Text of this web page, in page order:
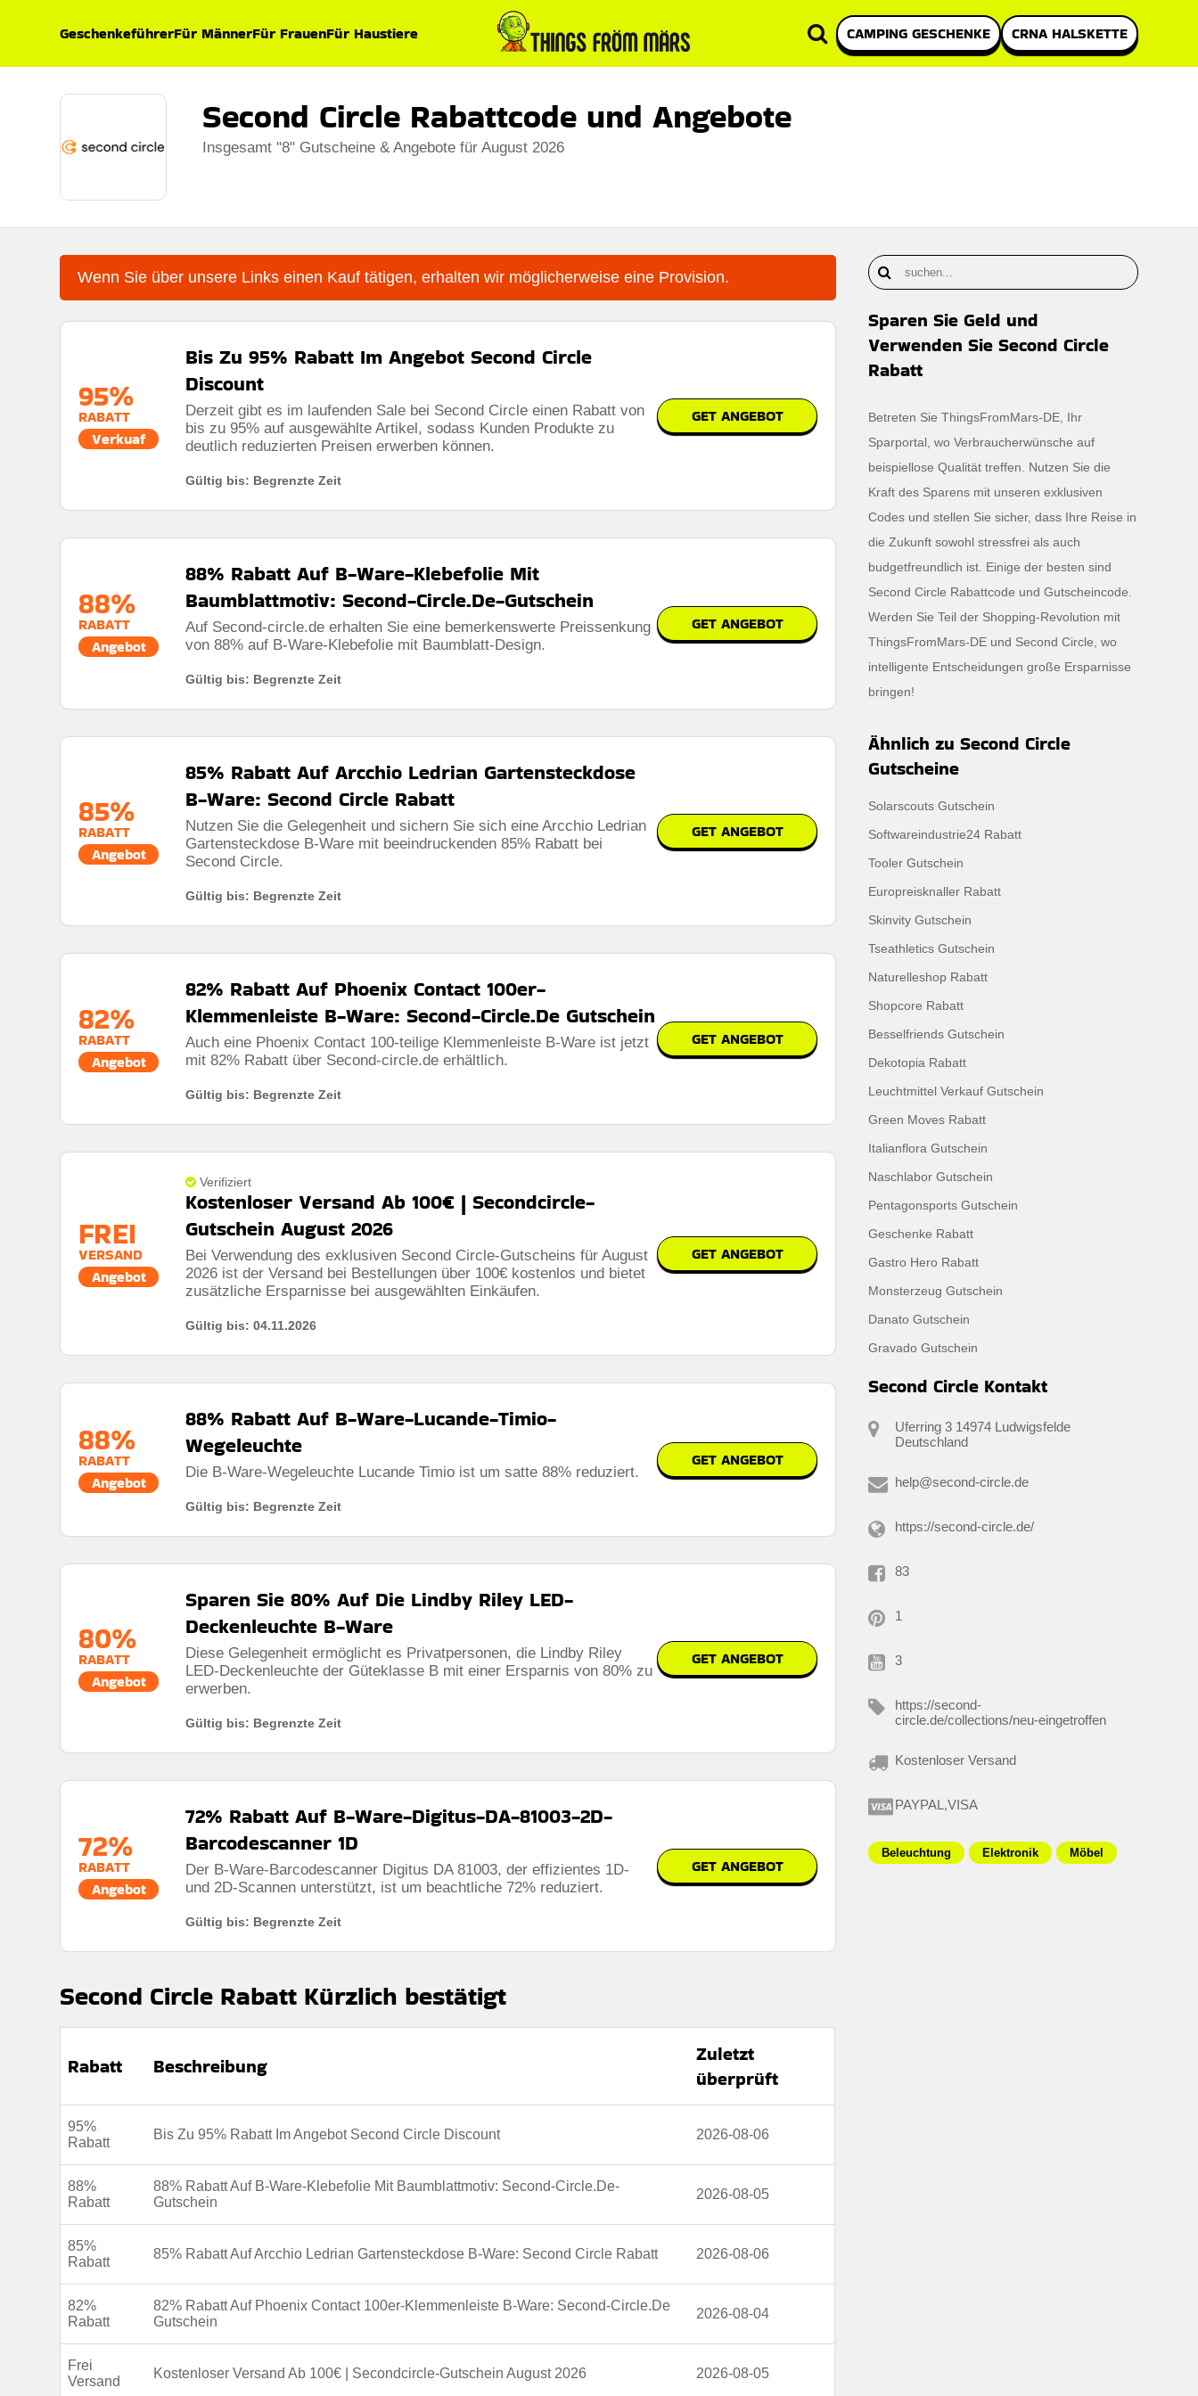
GeschenkeführerFür MännerFür FrauenFür Haustiere CAMPING GESCHENKE CRNA HALSKETTE
Second Circle Rabattcode und Angebote
Insgesamt "8" Gutscheine & Angebote für August 2026
Wenn Sie über unsere Links einen Kauf tätigen, erhalten wir möglicherweise eine Provision.
95%
RABATT
Verkuaf
Bis Zu 95% Rabatt Im Angebot Second Circle
Discount
Derzeit gibt es im laufenden Sale bei Second Circle einen Rabatt von
bis zu 95% auf ausgewählte Artikel, sodass Kunden Produkte zu
deutlich reduzierten Preisen erwerben können.
Gültig bis: Begrenzte Zeit
GET ANGEBOT
88%
RABATT
Angebot
88% Rabatt Auf B-Ware-Klebefolie Mit
Baumblattmotiv: Second-Circle.De-Gutschein
Auf Second-circle.de erhalten Sie eine bemerkenswerte Preissenkung
von 88% auf B-Ware-Klebefolie mit Baumblatt-Design.
Gültig bis: Begrenzte Zeit
GET ANGEBOT
85%
RABATT
Angebot
85% Rabatt Auf Arcchio Ledrian Gartensteckdose
B-Ware: Second Circle Rabatt
Nutzen Sie die Gelegenheit und sichern Sie sich eine Arcchio Ledrian
Gartensteckdose B-Ware mit beeindruckenden 85% Rabatt bei
Second Circle.
Gültig bis: Begrenzte Zeit
GET ANGEBOT
82%
RABATT
Angebot
82% Rabatt Auf Phoenix Contact 100er-
Klemmenleiste B-Ware: Second-Circle.De Gutschein
Auch eine Phoenix Contact 100-teilige Klemmenleiste B-Ware ist jetzt
mit 82% Rabatt über Second-circle.de erhältlich.
Gültig bis: Begrenzte Zeit
GET ANGEBOT
FREI
VERSAND
Angebot
Verifiziert
Kostenloser Versand Ab 100€ | Secondcircle-
Gutschein August 2026
Bei Verwendung des exklusiven Second Circle-Gutscheins für August
2026 ist der Versand bei Bestellungen über 100€ kostenlos und bietet
zusätzliche Ersparnisse bei ausgewählten Einkäufen.
Gültig bis: 04.11.2026
GET ANGEBOT
88%
RABATT
Angebot
88% Rabatt Auf B-Ware-Lucande-Timio-
Wegeleuchte
Die B-Ware-Wegeleuchte Lucande Timio ist um satte 88% reduziert.
Gültig bis: Begrenzte Zeit
GET ANGEBOT
80%
RABATT
Angebot
Sparen Sie 80% Auf Die Lindby Riley LED-
Deckenleuchte B-Ware
Diese Gelegenheit ermöglicht es Privatpersonen, die Lindby Riley
LED-Deckenleuchte der Güteklasse B mit einer Ersparnis von 80% zu
erwerben.
Gültig bis: Begrenzte Zeit
GET ANGEBOT
72%
RABATT
Angebot
72% Rabatt Auf B-Ware-Digitus-DA-81003-2D-
Barcodescanner 1D
Der B-Ware-Barcodescanner Digitus DA 81003, der effizientes 1D-
und 2D-Scannen unterstützt, ist um beachtliche 72% reduziert.
Gültig bis: Begrenzte Zeit
GET ANGEBOT
Second Circle Rabatt Kürzlich bestätigt
Rabatt Beschreibung
Zuletzt
überprüft
95%
Rabatt
Bis Zu 95% Rabatt Im Angebot Second Circle Discount 2026-08-06
88%
Rabatt
88% Rabatt Auf B-Ware-Klebefolie Mit Baumblattmotiv: Second-Circle.De-
Gutschein
2026-08-05
85%
Rabatt
85% Rabatt Auf Arcchio Ledrian Gartensteckdose B-Ware: Second Circle Rabatt 2026-08-06
82%
Rabatt
82% Rabatt Auf Phoenix Contact 100er-Klemmenleiste B-Ware: Second-Circle.De
Gutschein
2026-08-04
Frei
Versand
Kostenloser Versand Ab 100€ | Secondcircle-Gutschein August 2026 2026-08-05
Sparen Sie Geld und
Verwenden Sie Second Circle
Rabatt
Betreten Sie ThingsFromMars-DE, Ihr
Sparportal, wo Verbraucherwünsche auf
beispiellose Qualität treffen. Nutzen Sie die
Kraft des Sparens mit unseren exklusiven
Codes und stellen Sie sicher, dass Ihre Reise in
die Zukunft sowohl stressfrei als auch
budgetfreundlich ist. Einige der besten sind
Second Circle Rabattcode und Gutscheincode.
Werden Sie Teil der Shopping-Revolution mit
ThingsFromMars-DE und Second Circle, wo
intelligente Entscheidungen große Ersparnisse
bringen!
Ähnlich zu Second Circle
Gutscheine
Solarscouts Gutschein
Softwareindustrie24 Rabatt
Tooler Gutschein
Europreisknaller Rabatt
Skinvity Gutschein
Tseathletics Gutschein
Naturelleshop Rabatt
Shopcore Rabatt
Besselfriends Gutschein
Dekotopia Rabatt
Leuchtmittel Verkauf Gutschein
Green Moves Rabatt
Italianflora Gutschein
Naschlabor Gutschein
Pentagonsports Gutschein
Geschenke Rabatt
Gastro Hero Rabatt
Monsterzeug Gutschein
Danato Gutschein
Gravado Gutschein
Second Circle Kontakt
Uferring 3 14974 Ludwigsfelde
Deutschland
help@second-circle.de
https://second-circle.de/
83
1
3
https://second-
circle.de/collections/neu-eingetroffen
Kostenloser Versand
PAYPAL,VISA
Beleuchtung Elektronik Möbel